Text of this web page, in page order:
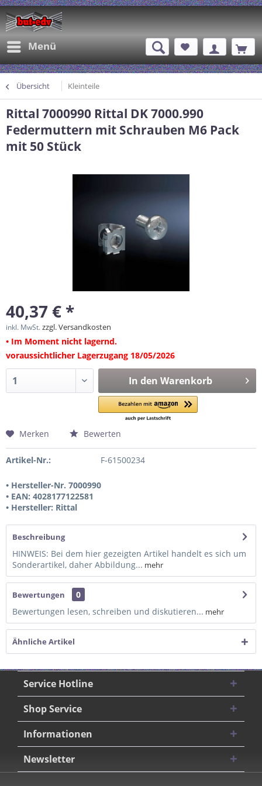
Menü
Übersicht Kleinteile
Rittal 7000990 Rittal DK 7000.990
Federmuttern mit Schrauben M6 Pack
mit 50 Stück
40,37 € *
inkl. MwSt.zzgl. Versandkosten
• Im Moment nicht lagernd.
voraussichtlicher Lagerzugang 18/05/2026
In den Warenkorb
Merken Bewerten
Artikel-Nr.: F-61500234
• Hersteller-Nr. 7000990
• EAN: 4028177122581
• Hersteller: Rittal
Beschreibung
HINWEIS: Bei dem hier gezeigten Artikel handelt es sich um
Sonderartikel, daher Abbildung... mehr
Bewertungen
0
Bewertungen lesen, schreiben und diskutieren... mehr
Ähnliche Artikel
Service Hotline
Shop Service
Informationen
Newsletter